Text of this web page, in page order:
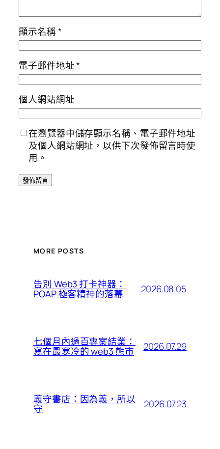
顯示名稱*
電子郵件地址*
個人網站網址
在瀏覽器中儲存顯示名稱、電子郵件地址
及個人網站網址，以供下次發佈留言時使
用。
MORE POSTS
告別 Web3 打卡神器：
POAP 極客精神的落幕 2026.08.05
七個月內過百專案結業：
寫在最寒冷的 web3 熊市 2026.07.29
義守書店：因為義，所以
守 2026.07.23